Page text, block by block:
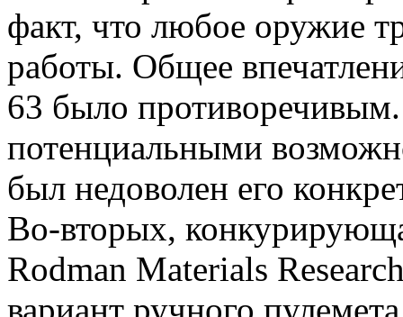
факт, что любое оружие
работы. Общее
63 было
потенциальными
был недоволен его
Во-вторых,
Rodman Materials